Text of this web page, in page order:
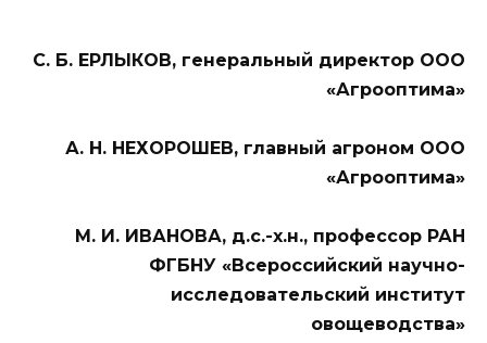
С. Б. ЕРЛЫКОВ, генеральный директор ООО
«Агрооптима»
А. Н. НЕХОРОШЕВ, главный агроном ООО
«Агрооптима»
М. И. ИВАНОВА, д.с.-х.н., профессор РАН
ФГБНУ «Всероссийский научно-
исследовательский институт
овощеводства»